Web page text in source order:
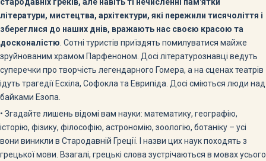
літератури, мистецтва, архітектури, які пережили тисячоліття і
збереглися до наших днів, вражають нас своєю красою та
досконалістю . Сотні туристів приїздять помилуватися майже
зруйнованим храмом Парфеноном. Досі літературознавці ведуть
суперечки про творчість легендарного Гомера, а на сценах театрів
ідуть трагедії Есхіла, Софокла та Еврипіда. Досі сміються люди над
байками Езопа.
• Згадайте лишень відомі вам науки: математику, географію,
історію, фізику, філософію, астрономію, зоологію, ботаніку – усі
вони виникли в Стародавній Греції. І назви цих наук походять з
грецької мови. Взагалі, грецькі слова зустрічаються в мовах усього